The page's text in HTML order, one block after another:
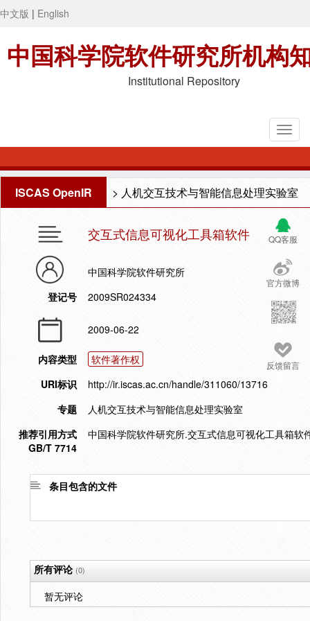
中文版 | English
中国科学院软件研究所机构
Institutional Repository
ISCAS OpenIR > 人机交互技术与智能信息处理实验室
QQ客服
官方微博
反馈留言
交互式信息可视化工具箱软件
中国科学院软件研究所
登记号
2009SR024334
2009-06-22
内容类型
软件著作权
URI标识
http://ir.iscas.ac.cn/handle/311060/13716
专题
人机交互技术与智能信息处理实验室
推荐引用方式
GB/T 7714
中国科学院软件研究所.交互式信息可视化工具箱软
条目包含的文件
所有评论(0)
暂无评论